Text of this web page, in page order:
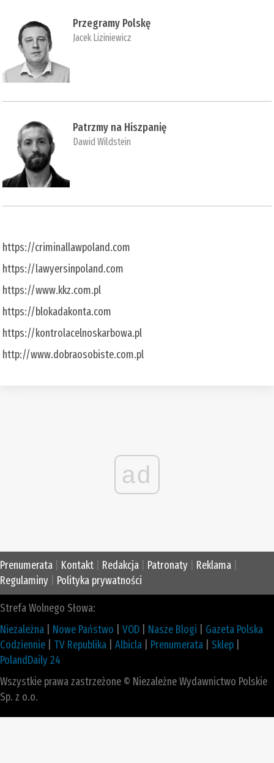
Przegramy Polskę
Jacek Liziniewicz
Patrzmy na Hiszpanię
Dawid Wildstein
https://criminallawpoland.com
https://lawyersinpoland.com
https://www.kkz.com.pl
https://blokadakonta.com
https://kontrolacelnoskarbowa.pl
http://www.dobraosobiste.com.pl
ad
Prenumerata Kontakt Redakcja Patronaty Reklama
Regulaminy
Polityka prywatności
Strefa Wolnego Słowa:
Niezależna
Nowe Państwo VOD Nasze Blogi
Gazeta Polska
Codziennie
TV Republika Albicla Prenumerata Sklep
PolandDaily 24
Wszystkie prawa zastrzeżone © Niezależne Wydawnictwo Polskie
Sp. z o.o.